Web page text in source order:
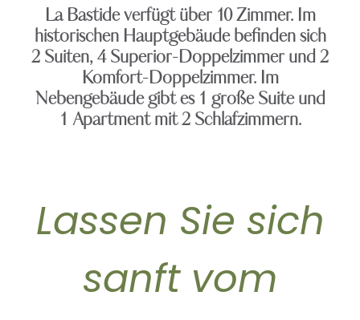
La Bastide verfügt über 10 Zimmer. Im
historischen Hauptgebäude befinden sich
2 Suiten, 4 Superior-Doppelzimmer und 2
Komfort-Doppelzimmer. Im
Nebengebäude gibt es 1 große Suite und
1 Apartment mit 2 Schlafzimmern.
Lassen Sie sich
sanft vom